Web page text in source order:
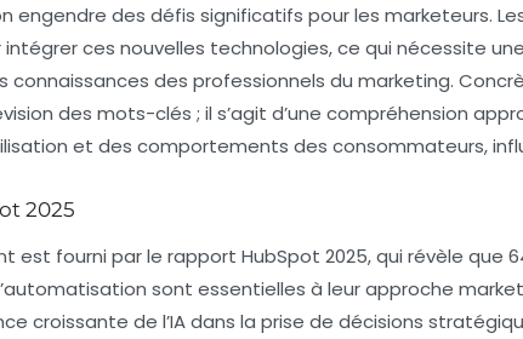
des défis significatifs pour les marketeurs.
ces nouvelles technologies, ce qui nécessite
des professionnels du marketing.
des mots-clés ; il s’agit d’une compréhension
et des comportements des consommateurs,
2025
est fourni par le rapport HubSpot 2025, qui révèle que
automatisation sont essentielles à leur approche
croissante de l’IA dans la prise de décisions